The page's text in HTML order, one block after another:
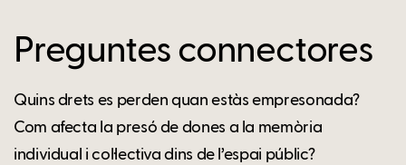
Preguntes connectores
Quins drets es perden quan estàs empresonada?
Com afecta la presó de dones a la memòria
individual i col·lectiva dins de l’espai públic?